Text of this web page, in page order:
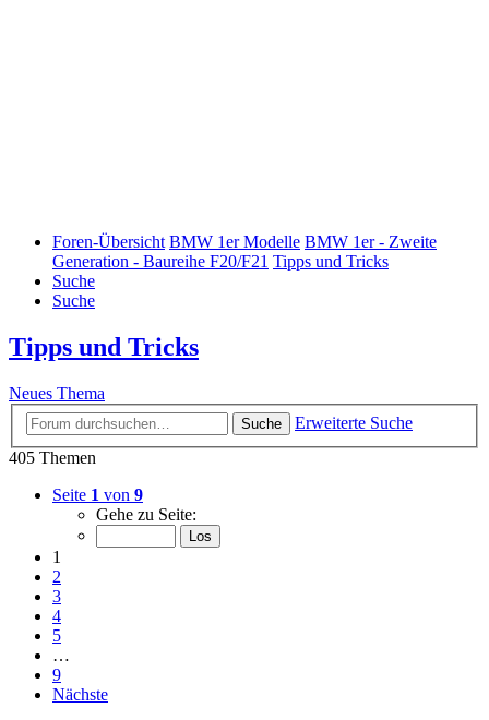
Foren-Übersicht BMW 1er Modelle BMW 1er - Zweite
Generation - Baureihe F20/F21 Tipps und Tricks
Suche
Suche
Tipps und Tricks
Neues Thema
Suche
Erweiterte Suche
405 Themen
Seite 1 von 9
Gehe zu Seite:
1
2
3
4
5
…
9
Nächste